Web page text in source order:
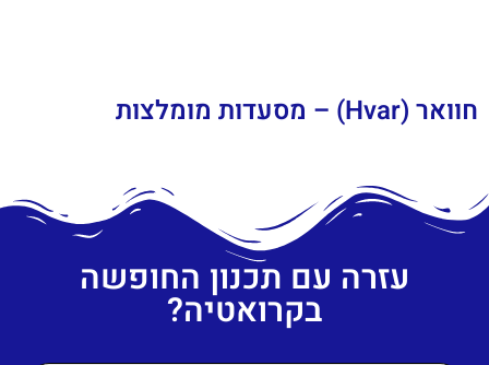
חוואר (Hvar) – מסעדות מומלצות
עזרה עם תכנון החופשה
בקרואטיה?